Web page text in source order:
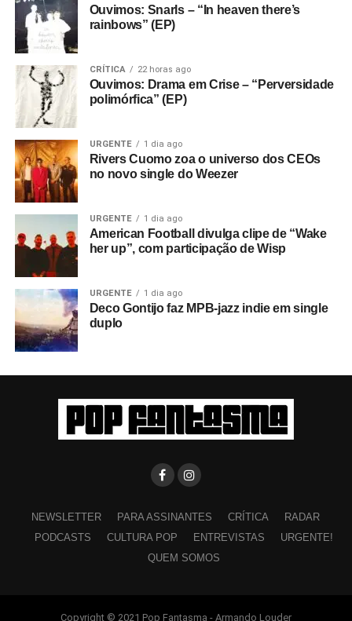
Ouvimos: Snarls – “In heaven there’s
rainbows” (EP)
CRÍTICA 22 horas ago
Ouvimos: Drama em Crise – “Perversidade
polimórfica” (EP)
URGENTE 1 dia ago
Rivers Cuomo zoa o universo dos CEOs
no novo single do Weezer
URGENTE 1 dia ago
American Football divulga clipe de “Wake
her up”, com participação de Wisp
URGENTE 1 dia ago
Deco Gontijo faz MPB-jazz indie em single
duplo
NEWSLETTER PARA ASSINANTES CRÍTICA
RADAR
PODCASTS
CULTURA POP ENTREVISTAS
URGENTE!
QUEM SOMOS
Copyright © 2021 Pop Fantasma - Armando Louder